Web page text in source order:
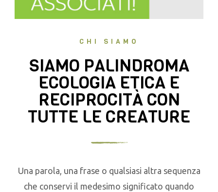
CHI SIAMO
SIAMO PALINDROMA
ECOLOGIA ETICA E
RECIPROCITÀ CON
TUTTE LE CREATURE
Una parola, una frase o qualsiasi altra sequenza
che conservi il medesimo significato quando